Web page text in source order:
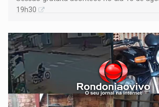
19h30